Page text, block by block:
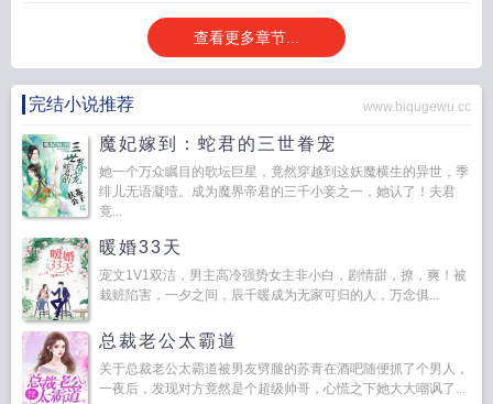
查看更多章节...
完结小说推荐 www.biqugewu.cc
魔妃嫁到：蛇君的三世眷宠
她一个万众瞩目的歌坛巨星，竟然穿越到这妖魔横生的异世，季
绯儿无语凝噎。成为魔界帝君的三千小妾之一，她认了！夫君
竟...
暖婚33天
宠文1V1双洁，男主高冷强势女主非小白，剧情甜，撩，爽！被
栽赃陷害，一夕之间，辰千暖成为无家可归的人，万念俱...
总裁老公太霸道
关于总裁老公太霸道被男友劈腿的苏青在酒吧随便抓了个男人，
一夜后，发现对方竟然是个超级帅哥，心慌之下她大大嘲讽了...